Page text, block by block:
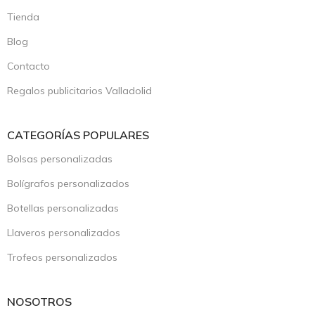
Tienda
Blog
Contacto
Regalos publicitarios Valladolid
CATEGORÍAS POPULARES
Bolsas personalizadas
Bolígrafos personalizados
Botellas personalizadas
Llaveros personalizados
Trofeos personalizados
NOSOTROS